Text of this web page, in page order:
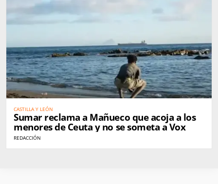
CASTILLA Y LEÓN
Sumar reclama a Mañueco que acoja a los
menores de Ceuta y no se someta a Vox
REDACCIÓN